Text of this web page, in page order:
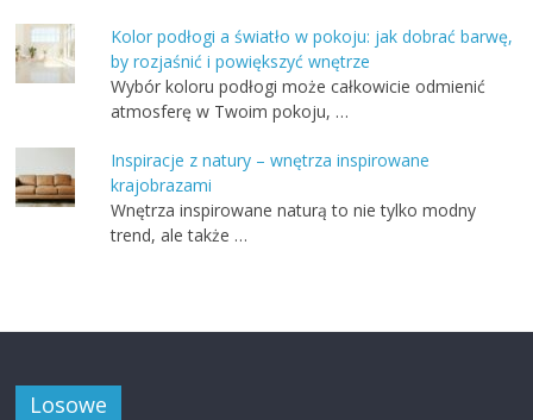
Kolor podłogi a światło w pokoju: jak dobrać barwę,
by rozjaśnić i powiększyć wnętrze
Wybór koloru podłogi może całkowicie odmienić
atmosferę w Twoim pokoju, …
Inspiracje z natury – wnętrza inspirowane
krajobrazami
Wnętrza inspirowane naturą to nie tylko modny
trend, ale także …
Losowe